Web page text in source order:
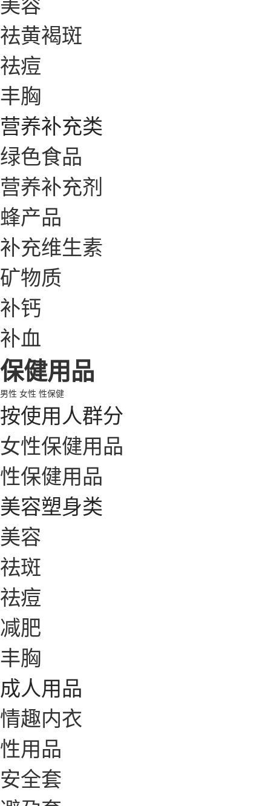
祛黄褐斑
祛痘
丰胸
营养补充类
绿色食品
营养补充剂
蜂产品
补充维生素
矿物质
补钙
补血
保健用品
男性 女性 性保健
按使用人群分
女性保健用品
性保健用品
美容塑身类
美容
祛斑
祛痘
减肥
丰胸
成人用品
情趣内衣
性用品
安全套